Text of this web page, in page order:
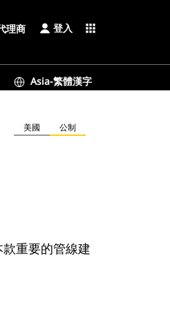
理商 登入 apps
Asia-繁體漢字
美國 公制
重要的管線建